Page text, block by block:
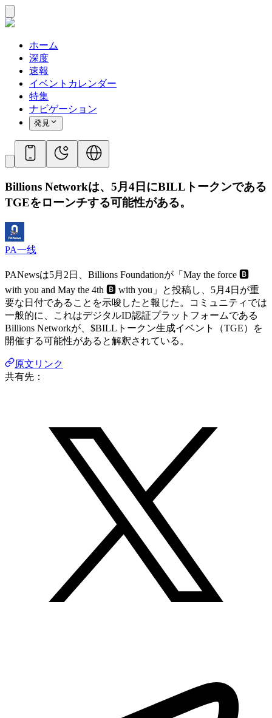
ホーム
深度
速報
イベントカレンダー
特集
ナビゲーション
発見
Billions Networkは、5月4日にBILLトークンである
TGEをローンチする可能性がある。
PA一线
PANewsは5月2日、Billions Foundationが「May the force 🅱️
with you and May the 4th 🅱️ with you」と投稿し、5月4日が重
要な日付であることを示唆したと報じた。コミュニティでは
一般的に、これはデジタルID認証プラットフォームである
Billions Networkが、$BILLトークン生成イベント（TGE）を
開催する可能性があると解釈されている。
原文リンク
共有先：